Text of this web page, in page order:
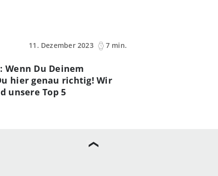
11. Dezember 2023
7 min.
Du Deinem
hier genau richtig! Wir
unsere Top 5